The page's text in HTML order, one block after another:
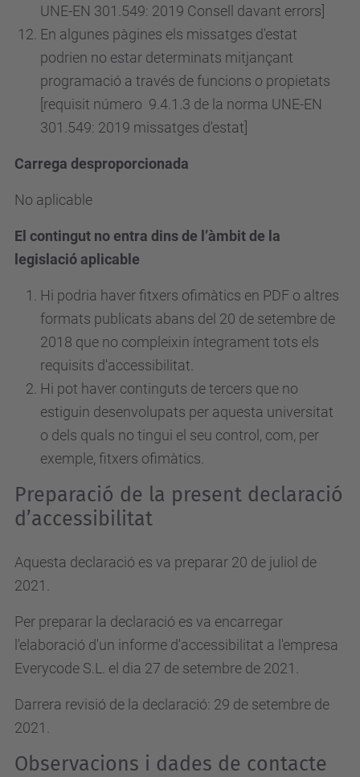
UNE-EN 301.549: 2019 Consell davant errors]
En algunes pàgines els missatges d'estat
podrien no estar determinats mitjançant
programació a través de funcions o propietats
[requisit número 9.4.1.3 de la norma UNE-EN
301.549: 2019 missatges d'estat]
Carrega desproporcionada
No aplicable
El contingut no entra dins de l’àmbit de la
legislació aplicable
Hi podria haver fitxers ofimàtics en PDF o altres
formats publicats abans del 20 de setembre de
2018 que no compleixin íntegrament tots els
requisits d'accessibilitat.
Hi pot haver continguts de tercers que no
estiguin desenvolupats per aquesta universitat
o dels quals no tingui el seu control, com, per
exemple, fitxers ofimàtics.
Preparació de la present declaració
d’accessibilitat
Aquesta declaració es va preparar 20 de juliol de
2021.
Per preparar la declaració es va encarregar
l'elaboració d'un informe d'accessibilitat a l'empresa
Everycode S.L. el dia 27 de setembre de 2021.
Darrera revisió de la declaració: 29 de setembre de
2021.
Observacions i dades de contacte